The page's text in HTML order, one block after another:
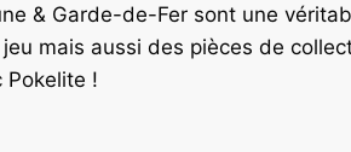
& Garde-de-Fer sont une
mais aussi des pièces de
Pokelite !